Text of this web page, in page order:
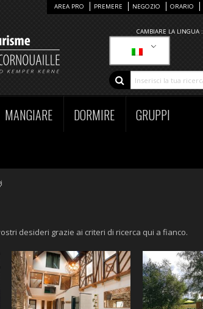
CAMBIARE LA LINGUA :
AREA PRO PREMERE NEGOZIO ORARIO
MANGIARE DORMIRE GRUPPI
desideri grazie ai criteri di ricerca qui a fianco.